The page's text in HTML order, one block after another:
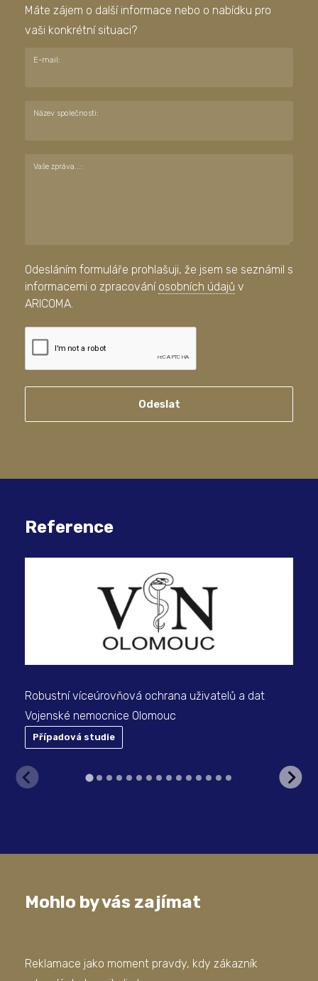
Máte zájem o další informace nebo o nabídku pro
vaši konkrétní situaci?
E-mail:
Název společnosti:
Vaše zpráva...:
Odesláním formuláře prohlašuji, že jsem se seznámil s
informacemi o zpracování osobních údajů v
ARICOMA.
Odeslat
Reference
Robustní víceúrovňová ochrana uživatelů a dat
Vojenské nemocnice Olomouc
Případová studie
Mohlo by vás zajímat
Reklamace jako moment pravdy, kdy zákazník